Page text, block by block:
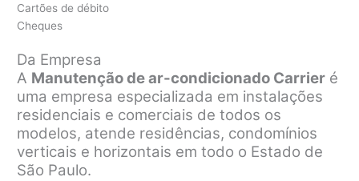
Cartões de débito
Cheques
Da Empresa
A Manutenção de ar-condicionado Carrier é
uma empresa especializada em instalações
residenciais e comerciais de todos os
modelos, atende residências, condomínios
verticais e horizontais em todo o Estado de
São Paulo.